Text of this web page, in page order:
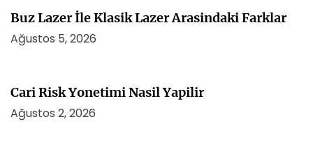
Buz Lazer İle Klasik Lazer Arasindaki Farklar
Ağustos 5, 2026
Cari Risk Yonetimi Nasil Yapilir
Ağustos 2, 2026